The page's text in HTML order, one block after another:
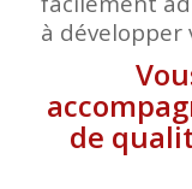
à développer
de